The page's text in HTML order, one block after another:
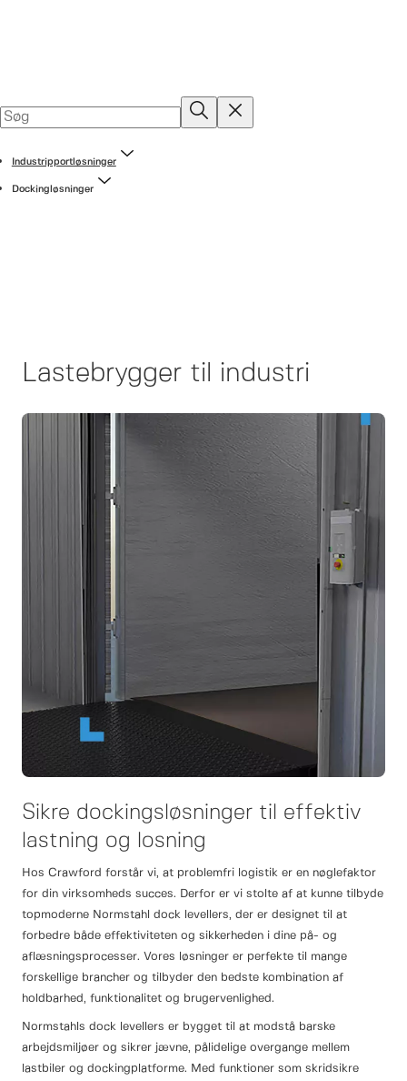
Industripportløsninger
Dockingløsninger
Lastebrygger til industri
Sikre dockingsløsninger til effektiv
lastning og losning
Hos Crawford forstår vi, at problemfri logistik er en nøglefaktor
for din virksomheds succes. Derfor er vi stolte af at kunne tilbyde
topmoderne Normstahl dock levellers, der er designet til at
forbedre både effektiviteten og sikkerheden i dine på- og
aflæsningsprocesser. Vores løsninger er perfekte til mange
forskellige brancher og tilbyder den bedste kombination af
holdbarhed, funktionalitet og brugervenlighed.
Normstahls dock levellers er bygget til at modstå barske
arbejdsmiljøer og sikrer jævne, pålidelige overgange mellem
lastbiler og dockingplatforme. Med funktioner som skridsikre